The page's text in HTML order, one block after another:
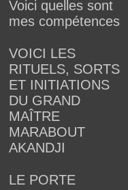
Voici quelles sont
mes compétences
VOICI LES
RITUELS, SORTS
ET INITIATIONS
DU GRAND
MAÎTRE
MARABOUT
AKANDJI
LE PORTE